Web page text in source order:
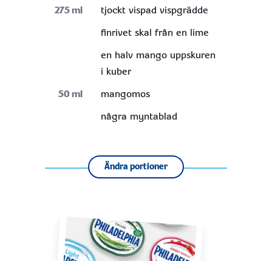
275ml
tjockt vispad vispgrädde
finrivet skal från en lime
en halv mango uppskuren
i kuber
50ml
mangomos
några myntablad
Ändra portioner